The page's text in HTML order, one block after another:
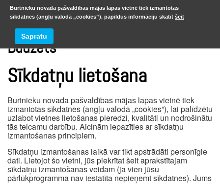
Budžets
Sīkdatņu lietošana
Burtnieku novada pašvaldības mājas lapas vietnē tiek
izmantotas sīkdatnes (angļu valodā „cookies”), lai palīdzētu
uzlabot vietnes lietošanas pieredzi, kvalitāti un nodrošinātu
tās teicamu darbību. Aicinām iepazīties ar sīkdatņu
izmantošanas principiem.
Sīkdatņu izmantošanas laikā var tikt apstrādāti personīgie
dati. Lietojot šo vietni, jūs piekrītat šeit aprakstītajam
sīkdatņu izmantošanas veidam (ja vien jūsu
pārlūkprogramma nav iestatīta nepieņemt sīkdatnes). Jums
Burtnieku novada pašvaldības mājas lapas vietnē tiek izmantotas
sīkdatnes (angļu valodā „cookies”), papildus informāciju skatīt šeit
Sapratu